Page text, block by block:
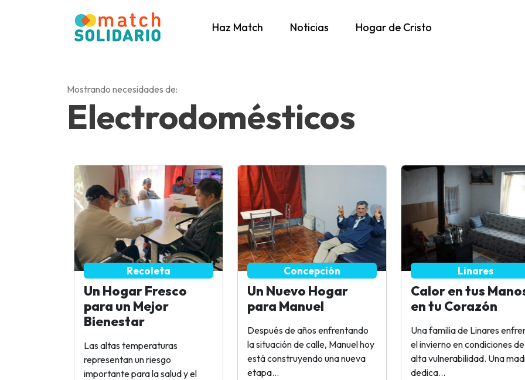
Haz Match Noticias Hogar de Cristo
Mostrando necesidades de:
Electrodomésticos
Recoleta
Un Hogar Fresco
para un Mejor
Bienestar
Las altas temperaturas
representan un riesgo
importante para la salud y el
Concepción
Un Nuevo Hogar
para Manuel
Después de años enfrentando
la situación de calle, Manuel hoy
está construyendo una nueva
etapa...
Linares
Calor en tus
en tu Corazón
Una familia de Linares
el invierno en condiciones de
alta vulnerabilidad. Una
dedica...